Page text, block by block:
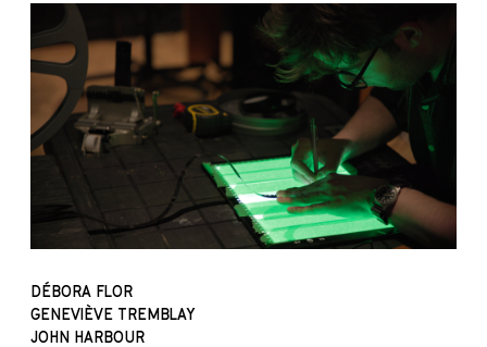
DÉBORA FLOR
GENEVIÈVE TREMBLAY
JOHN HARBOUR